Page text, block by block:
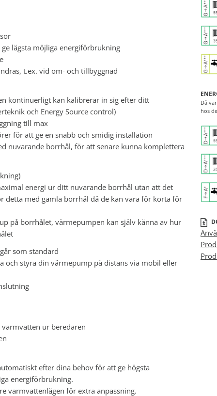
lägsta möjliga energiförbrukning
t.ex. vid om- och tillbyggnad
kontinuerligt kan kalibrerar in sig efter ditt
och Energy Source control)
till max
för att ge en snabb och smidig installation
nuvarande borrhål, för att senare kunna komplettera
energi ur ditt nuvarande borrhål utan att det
detta med gamla borrhål då de kan vara för korta för
på borrhålet, värmepumpen kan själv känna av hur
som standard
och styra din värmepump på distans via mobil eller
ur beredaren
efter dina behov för att ge högsta
energiförbrukning.
varmvattenlägen för extra anpassning.
Då
hos